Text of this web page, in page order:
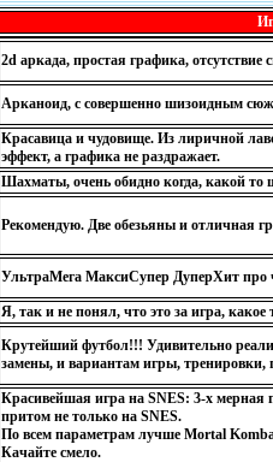
2d аркада, простая графика, отсутствие
Арканоид, с совершенно шизоидным
Красавица и чудовище. Из лиричной
эффект, а графика не раздражает.
Шахматы, очень обидно когда, какой то
Рекомендую. Две обезьяны и отличная
УльтраМега МаксиСупер ДуперХит про
Я, так и не понял, что это за игра,
Крутейший футбол!!! Удивительно
замены, и вариантам игры, тренировки,
Красивейшая игра на SNES: 3-х
притом не только на SNES.
По всем параметрам лучше Mortal
Качайте смело.